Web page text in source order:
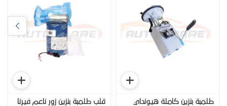
طلمبة بنزين كاملة هيونداي
قلب طلمبة بنزين زور ناعم فيرنا